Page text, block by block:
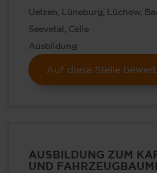
Uelzen, Lüneburg, Lüchow,
Seevetal, Celle
Ausbildung
Auf diese Stelle
AUSBILDUNG ZUM
UND